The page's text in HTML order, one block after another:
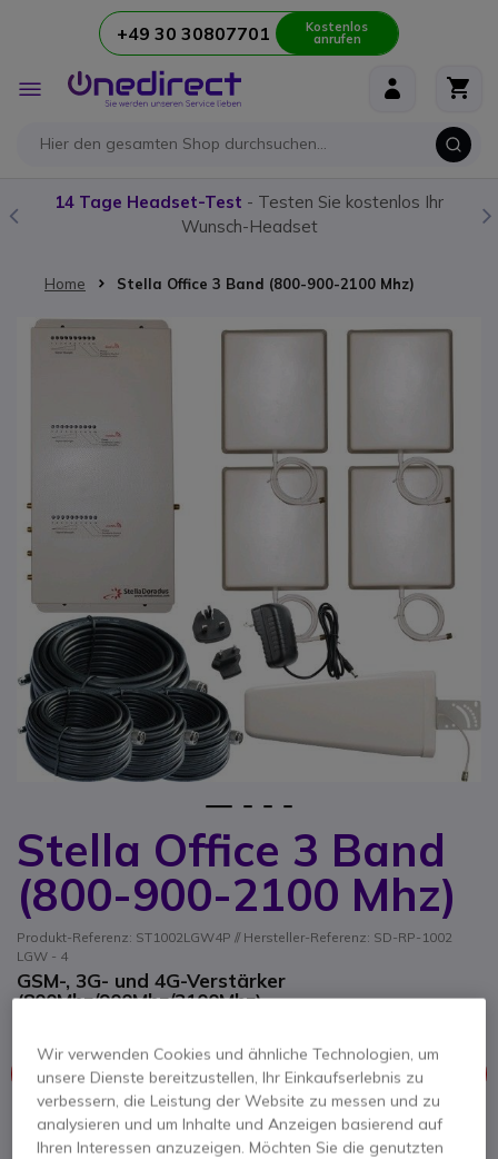
Zum Inhalt springen+49 30 30807701 Kostenlos
anrufen
Navigation
umschalten
14 Tage Headset-Test - Testen Sie kostenlos Ihr
Wunsch-Headset
Home Stella Office 3 Band (800-900-2100 Mhz)
Stella Office 3 Band
(800-900-2100 Mhz)
Produkt-Referenz: ST1002LGW4P // Hersteller-Referenz: SD-RP-1002
LGW - 4
GSM-, 3G- und 4G-Verstärker
(800Mhz/900Mhz/2100Mhz)
Dieses Produkt wird nicht mehr hergestellt
Hier finden Sie eine Übersicht ähnlicher Produkte.
Zum Ende der Bildgalerie springen
Zum Anfang der Bildgalerie springen
Wir verwenden Cookies und ähnliche Technologien, um
unsere Dienste bereitzustellen, Ihr Einkaufserlebnis zu
verbessern, die Leistung der Website zu messen und zu
analysieren und um Inhalte und Anzeigen basierend auf
Ihren Interessen anzuzeigen. Möchten Sie die genutzten